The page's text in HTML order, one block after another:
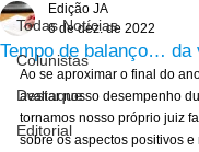
Todas Notícias
Colunistas
Destaque
Editorial
Tempo de balanço… da
Edição JA
6 de dez. de 2022
Ao se aproximar o final do
avaliar nosso desempenho
tornamos nosso próprio juiz
sobre os aspectos positivos e